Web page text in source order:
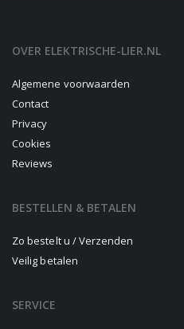
OVER ELEKTRISCHE-LIER.NL
Algemene voorwaarden
Contact
Privacy
Cookies
Reviews
BESTELLEN & BETALEN
Zo bestelt u / Verzenden
Veilig betalen
SERVICE